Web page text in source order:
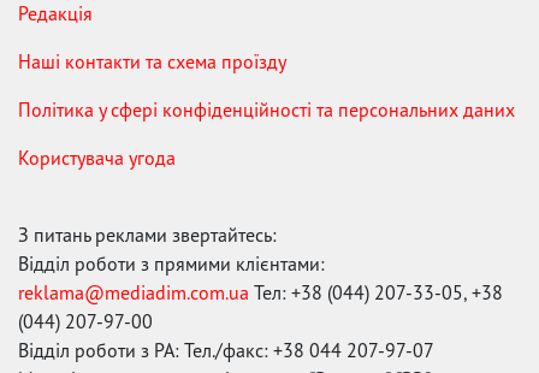
Редакція
Наші контакти та схема проїзду
Політика у сфері конфіденційності та персональних даних
Користувача угода
З питань реклами звертайтесь:
Відділ роботи з прямими клієнтами:
reklama@mediadim.com.ua Тел: +38 (044) 207-33-05, +38
(044) 207-97-00
Відділ роботи з РА: Тел./факс: +38 044 207-97-07